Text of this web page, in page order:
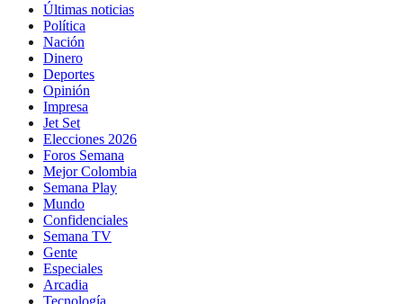
Últimas noticias
Política
Nación
Dinero
Deportes
Opinión
Impresa
Jet Set
Elecciones 2026
Foros Semana
Mejor Colombia
Semana Play
Mundo
Confidenciales
Semana TV
Gente
Especiales
Arcadia
Tecnología